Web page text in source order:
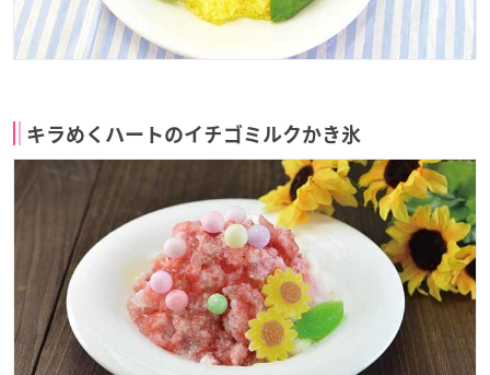
キラめくハートのイチゴミルクかき氷